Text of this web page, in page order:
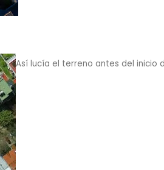
Así lucía el terreno antes del inicio